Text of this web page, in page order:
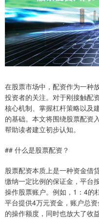
在股票市场中，配资作为一种
投资者的关注。对于刚接触配
核心机制、掌握杠杆策略以及
的基础。本文将围绕股票配资
帮助读者建立初步认知。
## 什么是股票配资？
股票配资本质上是一种资金借
缴纳一定比例的保证金，平台
操作股票账户。例如，1：4的
平台提供4万元资金，账户总
的操作额度，同时也放大了收